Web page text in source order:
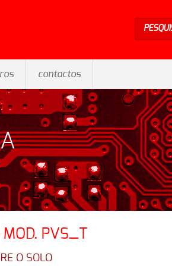
contactos
PVS_T
O SOLO